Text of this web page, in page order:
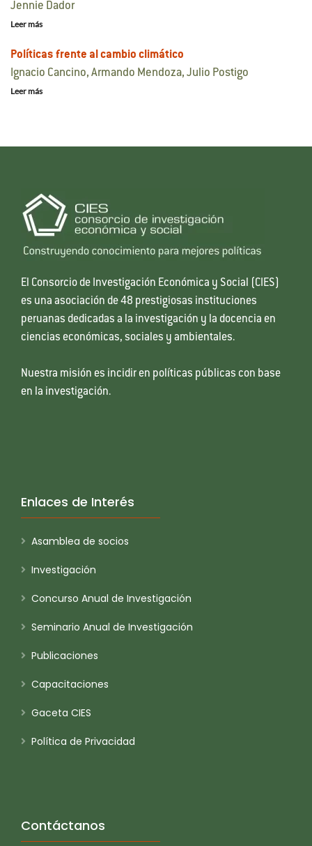
Jennie Dador
Leer más
Políticas frente al cambio climático
Ignacio Cancino, Armando Mendoza, Julio Postigo
Leer más
El Consorcio de Investigación Económica y Social (CIES)
es una asociación de 48 prestigiosas instituciones
peruanas dedicadas a la investigación y la docencia en
ciencias económicas, sociales y ambientales.
Nuestra misión es incidir en políticas públicas con base
en la investigación.
Enlaces de Interés
Asamblea de socios
Investigación
Concurso Anual de Investigación
Seminario Anual de Investigación
Publicaciones
Capacitaciones
Gaceta CIES
Política de Privacidad
Contáctanos